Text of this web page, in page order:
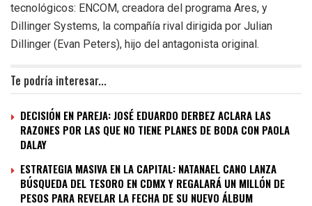
tecnológicos: ENCOM, creadora del programa Ares, y
Dillinger Systems, la compañía rival dirigida por Julian
Dillinger (Evan Peters), hijo del antagonista original.
Te podría interesar...
DECISIÓN EN PAREJA: JOSÉ EDUARDO DERBEZ ACLARA LAS
RAZONES POR LAS QUE NO TIENE PLANES DE BODA CON PAOLA
DALAY
ESTRATEGIA MASIVA EN LA CAPITAL: NATANAEL CANO LANZA
BÚSQUEDA DEL TESORO EN CDMX Y REGALARÁ UN MILLÓN DE
PESOS PARA REVELAR LA FECHA DE SU NUEVO ÁLBUM